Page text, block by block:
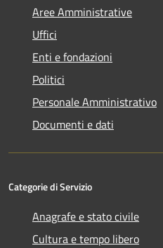
Aree Amministrative
Uffici
Enti e fondazioni
Politici
Personale Amministrativo
Documenti e dati
Categorie di Servizio
Anagrafe e stato civile
Cultura e tempo libero